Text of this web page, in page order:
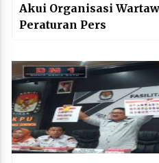
Akui Organisasi
Peraturan Pers